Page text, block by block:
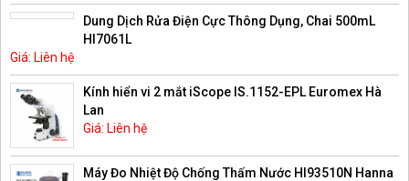
Dung Dịch Rửa Điện Cực Thông Dụng, Chai 500mL
HI7061L
Giá: Liên hệ
Kính hiển vi 2 mắt iScope IS.1152-EPL Euromex Hà
Lan
Giá: Liên hệ
Máy Đo Nhiệt Độ Chống Thấm Nước HI93510N Hanna